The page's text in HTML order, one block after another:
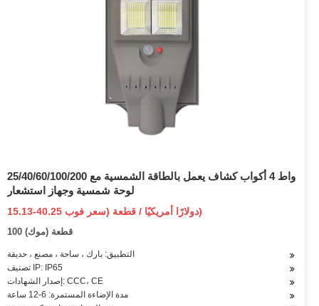
25/40/60/100/200 واط 4 أكواب كشاف يعمل بالطاقة الشمسية مع
لوحة شمسية وجهاز استشعار
15.13-40.25 دولارًا أمريكيًا / قطعة (سعر فوب)
100 قطعة (موك)
التطبيق: بارك ، ساحة ، مصنع ، حديقة
تصنيف IP: IP65
إصدار الشهادات: CCC، CE
مدة الإضاءة المستمرة: 6-12 ساعة